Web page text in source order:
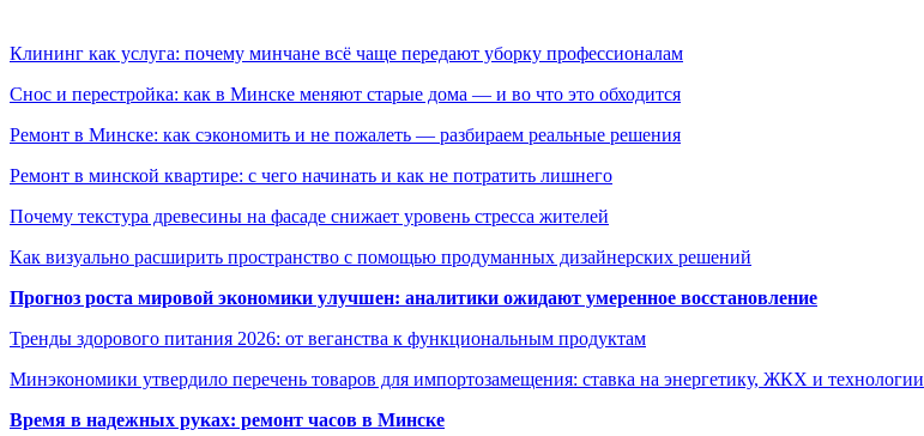
Клининг как услуга: почему минчане всё чаще передают уборку профессионалам
Снос и перестройка: как в Минске меняют старые дома — и во что это обходится
Ремонт в Минске: как сэкономить и не пожалеть — разбираем реальные решения
Ремонт в минской квартире: с чего начинать и как не потратить лишнего
Почему текстура древесины на фасаде снижает уровень стресса жителей
Как визуально расширить пространство с помощью продуманных дизайнерских решений
Прогноз роста мировой экономики улучшен: аналитики ожидают умеренное восстановление
Тренды здорового питания 2026: от веганства к функциональным продуктам
Минэкономики утвердило перечень товаров для импортозамещения: ставка на энергетику, ЖКХ и технологии
Время в надежных руках: ремонт часов в Минске